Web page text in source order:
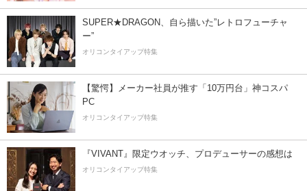
SUPER★DRAGON、自ら描いた”レトロフューチャ
ー”
オリコンタイアップ特集
【驚愕】メーカー社員が推す「10万円台」神コスパ
PC
オリコンタイアップ特集
『VIVANT』限定ウオッチ、プロデューサーの感想は
オリコンタイアップ特集